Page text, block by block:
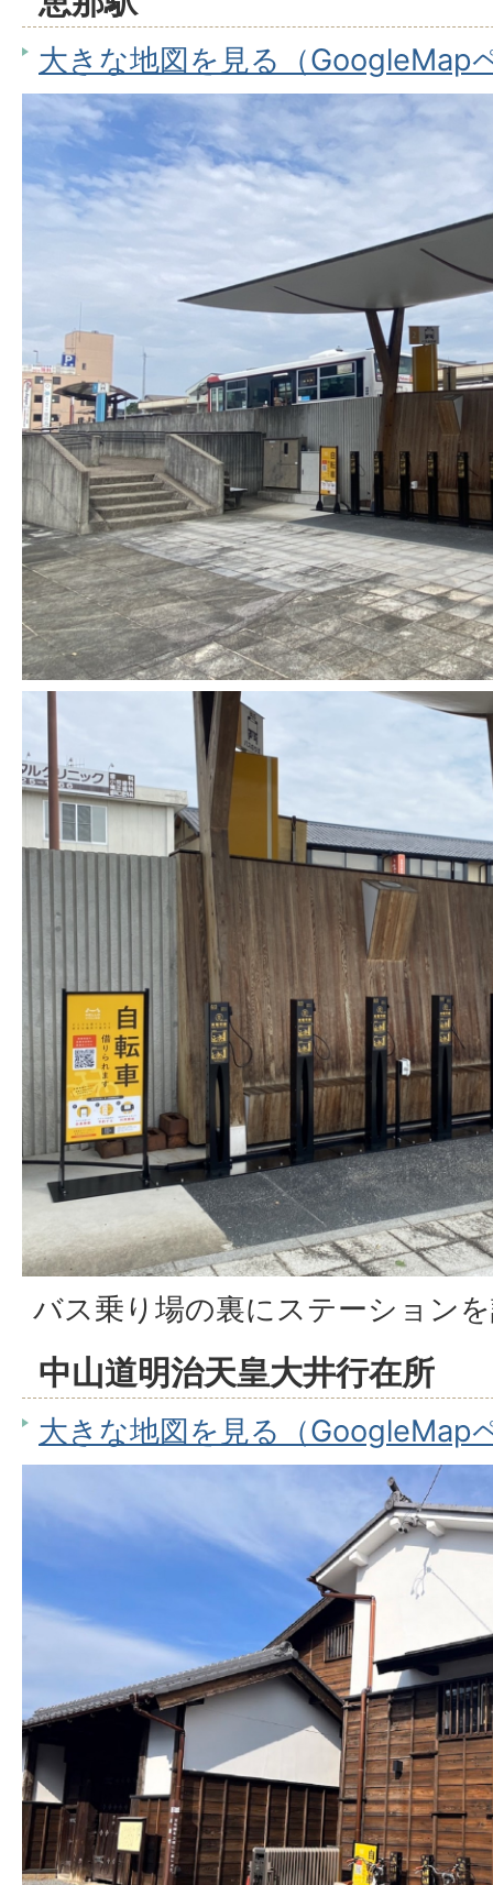
大きな地図を見る（GoogleMap
バス乗り場の裏にステーション
中山道明治天皇大井行在所
大きな地図を見る（GoogleMap